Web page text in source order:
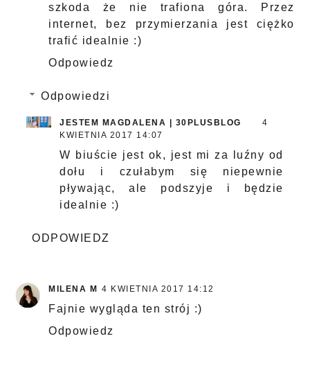
szkoda że nie trafiona góra. Przez
internet, bez przymierzania jest ciężko
trafić idealnie :)
Odpowiedz
Odpowiedzi
JESTEM MAGDALENA | 30PLUSBLOG
4
KWIETNIA 2017 14:07
W biuście jest ok, jest mi za luźny od
dołu i czułabym się niepewnie
pływając, ale podszyje i będzie
idealnie :)
ODPOWIEDZ
MILENA M 4 KWIETNIA 2017 14:12
Fajnie wygląda ten strój :)
Odpowiedz